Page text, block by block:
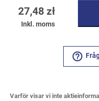
27,48 zł
Inkl. moms
help_outline
Varför visar vi inte